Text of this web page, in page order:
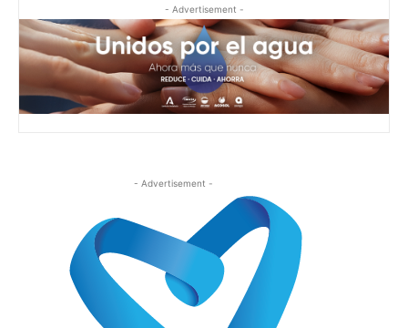
- Advertisement -
- Advertisement -